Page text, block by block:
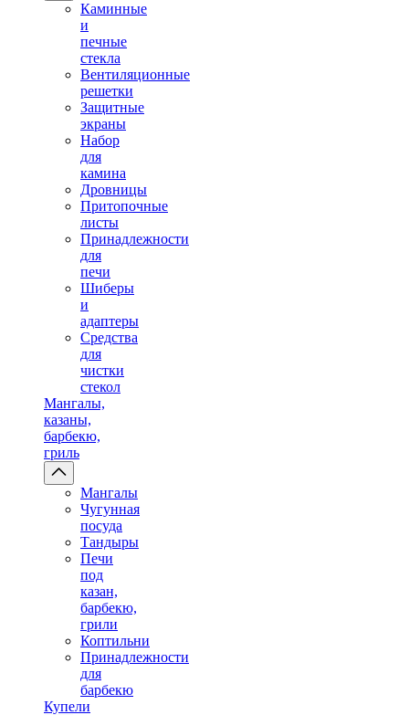
Каминные
и
печные
стекла
Вентиляционные
решетки
Защитные
экраны
Набор
для
камина
Дровницы
Притопочные
листы
Принадлежности
для
печи
Шиберы
и
адаптеры
Средства
для
чистки
стекол
Мангалы,
казаны,
барбекю,
гриль
Мангалы
Чугунная
посуда
Тандыры
Печи
под
казан,
барбекю,
грили
Коптильни
Принадлежности
для
барбекю
Купели